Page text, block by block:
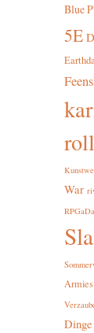
Blue
5E
War
Armies